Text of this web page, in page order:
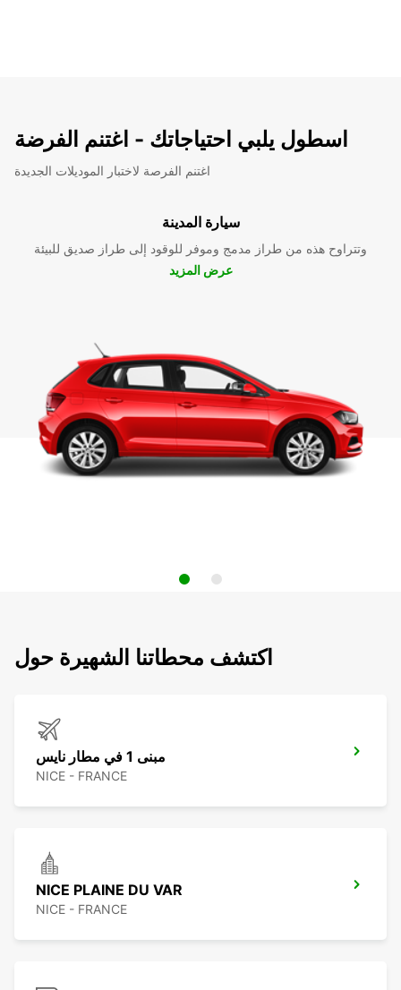
اسطول يلبي احتياجاتك - اغتنم الفرضة
اغتنم الفرصة لاختبار الموديلات الجديدة
سيارة المدينة
وتتراوح هذه من طراز مدمج وموفر للوقود إلى طراز صديق للبيئة
عرض المزيد
اكتشف محطاتنا الشهيرة حول
مبنى 1 في مطار نايس
NICE - FRANCE
NICE PLAINE DU VAR
NICE - FRANCE